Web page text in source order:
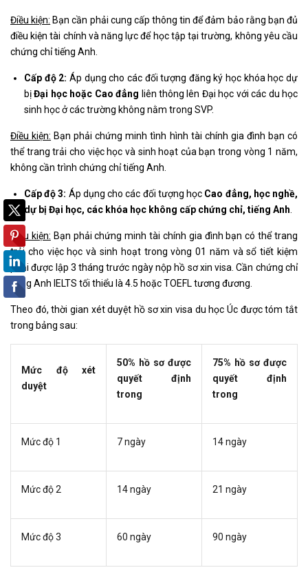
Điều kiện: Bạn cần phải cung cấp thông tin để đảm bảo rằng bạn đủ
điều kiện tài chính và năng lực để học tập tại trường, không yêu cầu
chứng chỉ tiếng Anh.
Cấp độ 2: Áp dụng cho các đối tượng đăng ký học khóa học dự
bịĐại học hoặc Cao đẳng liên thông lên Đại học với các du học
sinh học ở các trường không nằm trong SVP.
Điều kiện: Bạn phải chứng minh tình hình tài chính gia đình bạn có
thể trang trải cho việc học và sinh hoạt của bạn trong vòng 1 năm,
không cần trình chứng chỉ tiếng Anh.
Cấp độ 3: Áp dụng cho các đối tượng học Cao đẳng, học nghề,
dự bị Đại học, các khóa học không cấp chứng chỉ, tiếng Anh
Điều kiện: Bạn phải chứng minh tài chính gia đình bạn có thể trang
trải cho việc học và sinh hoạt trong vòng 01 năm và sổ tiết kiệm
phải được lập 3 tháng trước ngày nộp hồ sơ xin visa. Cần chứng chỉ
tiếng Anh IELTS tối thiểu là 4.5 hoặc TOEFL tương đương.
Theo đó, thời gian xét duyệt hồ sơ xin visa du học Úc được tóm tắt
trong bảng sau:
Mức độ xét
duyệt
50% hồ sơ được
quyết định
trong
75% hồ sơ được
quyết định
trong
Mức độ 1 7 ngày 14 ngày
Mức độ 2 14 ngày 21 ngày
Mức độ 3 60 ngày 90 ngày